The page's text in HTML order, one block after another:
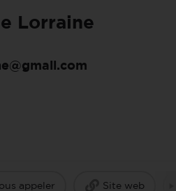
Lorraine
appeler Site web